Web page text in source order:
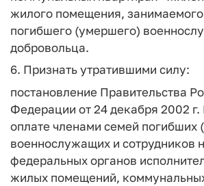
жилого помещения,
погибшего (умершего)
добровольца.
6. Признать утратившими силу:
постановление Правительства
Федерации от 24 декабря 2002
оплате членами семей погибших
военнослужащих и сотрудников
федеральных органов
жилых помещений,